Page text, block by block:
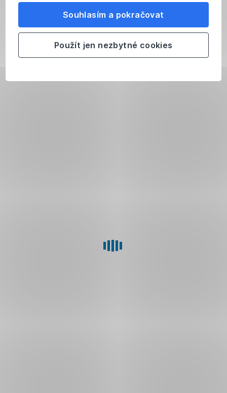
Souhlasím a pokračovat
Použít jen nezbytné cookies